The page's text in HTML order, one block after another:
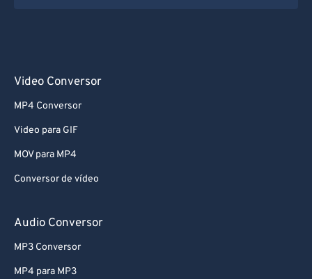
Video Conversor
MP4 Conversor
Video para GIF
MOV para MP4
Conversor de vídeo
Audio Conversor
MP3 Conversor
MP4 para MP3